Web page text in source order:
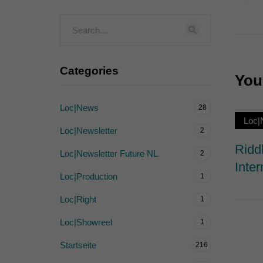
Categories
Loc|News 28
Loc|Newsletter 2
Loc|Newsletter Future NL 2
Loc|Production 1
Loc|Right 1
Loc|Showreel 1
Startseite 216
Inhalte von
powered by Borlabs